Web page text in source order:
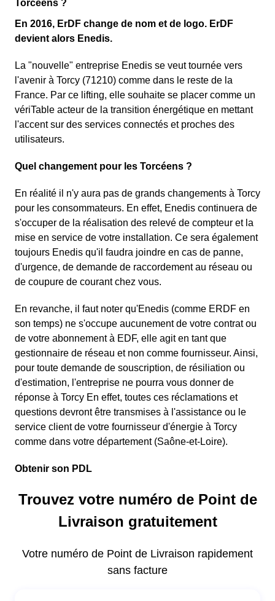
Torcéens ?
En 2016, ErDF change de nom et de logo. ErDF
devient alors Enedis.
La "nouvelle" entreprise Enedis se veut tournée vers
l'avenir à Torcy (71210) comme dans le reste de la
France. Par ce lifting, elle souhaite se placer comme un
vériTable acteur de la transition énergétique en mettant
l'accent sur des services connectés et proches des
utilisateurs.
Quel changement pour les Torcéens ?
En réalité il n'y aura pas de grands changements à Torcy
pour les consommateurs. En effet, Enedis continuera de
s'occuper de la réalisation des relevé de compteur et la
mise en service de votre installation. Ce sera également
toujours Enedis qu'il faudra joindre en cas de panne,
d'urgence, de demande de raccordement au réseau ou
de coupure de courant chez vous.
En revanche, il faut noter qu'Enedis (comme ERDF en
son temps) ne s'occupe aucunement de votre contrat ou
de votre abonnement à EDF, elle agit en tant que
gestionnaire de réseau et non comme fournisseur. Ainsi,
pour toute demande de souscription, de résiliation ou
d'estimation, l'entreprise ne pourra vous donner de
réponse à Torcy En effet, toutes ces réclamations et
questions devront être transmises à l'assistance ou le
service client de votre fournisseur d'énergie à Torcy
comme dans votre département (Saône-et-Loire).
Obtenir son PDL